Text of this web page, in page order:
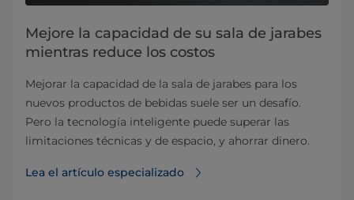
Mejore la capacidad de su sala de jarabes
mientras reduce los costos
Mejorar la capacidad de la sala de jarabes para los
nuevos productos de bebidas suele ser un desafío.
Pero la tecnología inteligente puede superar las
limitaciones técnicas y de espacio, y ahorrar dinero.
Lea el artículo especializado